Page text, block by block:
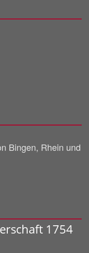
Bingen, Rhein und
1754